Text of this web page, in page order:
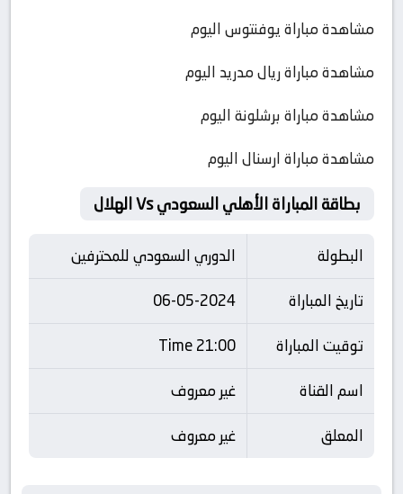
مشاهدة مباراة يوفنتوس اليوم
مشاهدة مباراة ريال مدريد اليوم
مشاهدة مباراة برشلونة اليوم
مشاهدة مباراة ارسنال اليوم
بطاقة المباراة الأهلي السعودي Vs الهلال
البطولة
الدوري السعودي للمحترفين
تاريخ المباراة
06-05-2024
توقيت المباراة
21:00 Time
اسم القناة
غير معروف
المعلق
غير معروف